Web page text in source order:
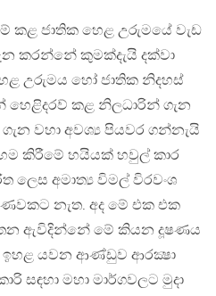
ජාතික හෙළ උරුමයේ වැඩ
කරන්නේ කුමක්දැයි දක්වා
උරුමය හෝ ජාතික නිදහස්
හෙළිදරව් කළ නිලධාරින් ගැන
වහා අවශ්‍ය පියවර ගන්නැයි
කිරීමේ හයියක් හවුල් කාර
ලෙස අමාත්‍ය විමල් විරවංශ
නැත. අද මේ එක එක
ඇවිදින්නේ මේ කියන දූෂණය
ඉහළ යවන ආණ්ඩුව ආරක්‍ෂා
සඳහා මහා මාර්ගවලට මුදා